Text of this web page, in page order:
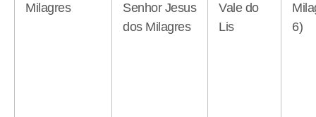
Milagres
Senhor Jesus
dos Milagres
Vale do
Lis
6)